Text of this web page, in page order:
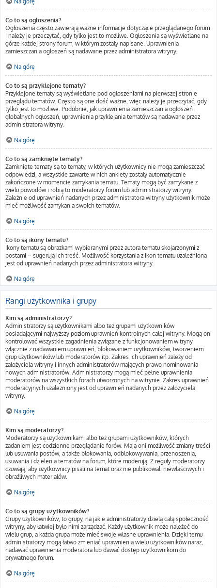
Co to są ogłoszenia?
Ogłoszenia często zawierają ważne informacje dotyczące przeglądanego forum
i należy je przeczytać, gdy tylko jest to możliwe. Ogłoszenia są wyświetlane na
górze każdej strony forum, w którym zostały napisane. Uprawnienia
zamieszczania ogłoszeń są nadawane przez administratora witryny.
Na górę
Co to są przyklejone tematy?
Przyklejone tematy są wyświetlane pod ogłoszeniami na pierwszej stronie
przeglądu tematów. Często są one dość ważne, więc należy je przeczytać, gdy
tylko jest to możliwe. Podobnie, jak uprawnienia zamieszczania ogłoszeń i
globalnych ogłoszeń, uprawnienia przyklejania tematów są nadawane przez
administratora witryny.
Na górę
Co to są zamknięte tematy?
Zamknięte tematy są to tematy, w których użytkownicy nie mogą zamieszczać
odpowiedzi, a wszystkie zawarte w nich ankiety zostały automatycznie
zakończone w momencie zamykania tematu. Tematy mogą być zamykane z
wielu powodów i robią to moderatorzy forum lub administratorzy witryny.
Zależnie od uprawnień nadanych przez administratora witryny użytkownik może
mieć możliwość zamykania swoich tematów.
Na górę
Co to są ikony tematu?
Ikony tematu są obrazkami wybieranymi przez autora tematu skojarzonymi z
postami – sugerują ich treść. Możliwość korzystania z ikon tematu uzależniona
jest od uprawnień nadanych przez administratora witryny.
Na górę
Rangi użytkownika i grupy
Kim są administratorzy?
Administratorzy są użytkownikami albo też grupami użytkowników
posiadającymi najwyższy poziom uprawnień kontrolnych całej witryny. Mogą oni
kontrolować wszystkie zagadnienia związane z funkcjonowaniem witryny
włącznie z nadawaniem uprawnień, blokowaniem użytkowników, tworzeniem
grup użytkowników lub moderatorów itp. Zakres ich uprawnień zależy od
założyciela witryny i innych administratorów mających prawo nominowania
nowych administratorów. Administratorzy mogą mieć pełne uprawnienia
moderatorów na wszystkich forach utworzonych na witrynie. Zakres uprawnień
moderacyjnych uzależniony jest od uprawnień nadanych przez założyciela
witryny.
Na górę
Kim są moderatorzy?
Moderatorzy są użytkownikami albo też grupami użytkowników, których
zadaniem jest codzienne przeglądanie forów. Mają oni możliwość zmiany treści
lub usuwania postów, a także blokowania, odblokowywania, przenoszenia,
usuwania i dzielenia tematów na forum, które moderują. Z reguły moderatorzy
czuwają, aby użytkownicy pisali na temat oraz nie publikowali niewłaściwych i
obraźliwych materiałów.
Na górę
Co to są grupy użytkowników?
Grupy użytkowników, to grupy, na jakie administratorzy dzielą całą społeczność
witryny, aby łatwiej było nimi zarządzać. Każdy użytkownik może należeć do
wielu grup, a każda grupa może mieć swoje własne uprawnienia. Dzięki temu
administratorzy mogą łatwo zmieniać uprawnienia wielu użytkowników naraz,
nadawać uprawnienia moderatora lub dawać dostęp użytkownikom do
prywatnego forum.
Na górę